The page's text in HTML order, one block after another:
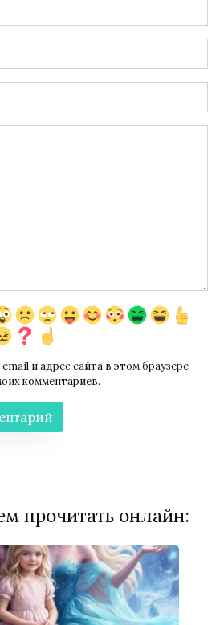
и адрес сайта в этом браузере
комментариев.
прочитать онлайн: